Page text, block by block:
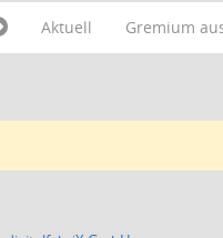
Aktuell Gremium